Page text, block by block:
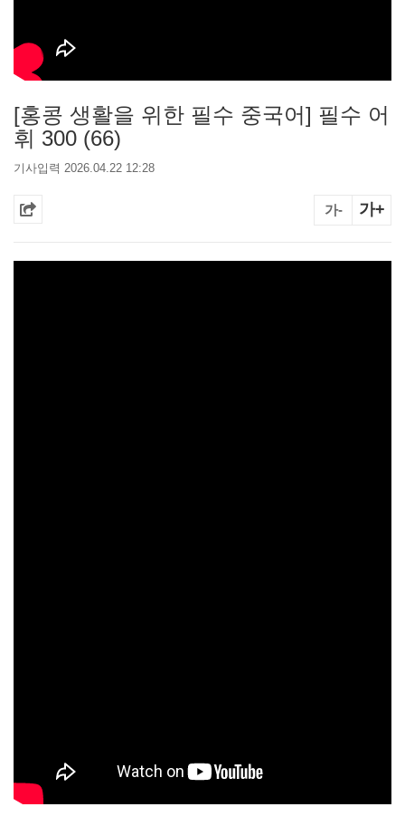
[홍콩 생활을 위한 필수 중국어] 필수 어
휘 300 (66)
기사입력 2026.04.22 12:28
가- 가+